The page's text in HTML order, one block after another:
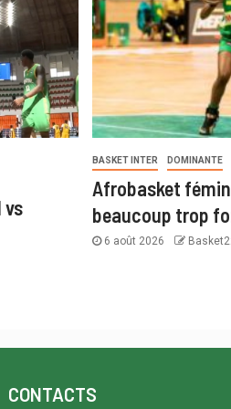
vs
BASKET INTER DOMINANTE
Afrobasket
beaucoup trop
6 août 2026
CONTACTS